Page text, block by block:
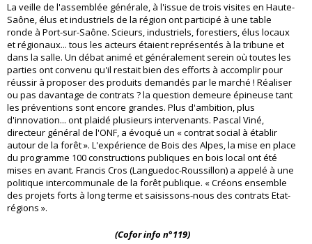
La veille de l'assemblée générale, à l'issue de trois visites en Haute-
Saône, élus et industriels de la région ont participé à une table
ronde à Port-sur-Saône. Scieurs, industriels, forestiers, élus locaux
et régionaux... tous les acteurs étaient représentés à la tribune et
dans la salle. Un débat animé et généralement serein où toutes les
parties ont convenu qu'il restait bien des efforts à accomplir pour
réussir à proposer des produits demandés par le marché ! Réaliser
ou pas davantage de contrats ? la question demeure épineuse tant
les préventions sont encore grandes. Plus d'ambition, plus
d'innovation... ont plaidé plusieurs intervenants. Pascal Viné,
directeur général de l'ONF, a évoqué un « contrat social à établir
autour de la forêt ». L'expérience de Bois des Alpes, la mise en place
du programme 100 constructions publiques en bois local ont été
mises en avant. Francis Cros (Languedoc-Roussillon) a appelé à une
politique intercommunale de la forêt publique. « Créons ensemble
des projets forts à long terme et saisissons-nous des contrats Etat-
régions ».
(Cofor info n°119)